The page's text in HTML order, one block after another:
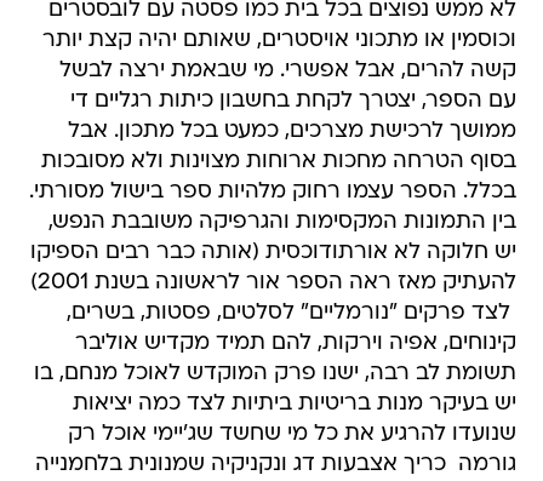
לא ממש נפוצים בכל בית כמו פסטה עם לובסטרים
וכוסמין או מתכוני אויסטרים, שאותם יהיה קצת יותר
קשה להרים, אבל אפשרי. מי שבאמת ירצה לבשל
עם הספר, יצטרך לקחת בחשבון כיתות רגליים די
ממושך לרכישת מצרכים, כמעט בכל מתכון. אבל
בסוף הטרחה מחכות ארוחות מצוינות ולא מסובכות
בכלל. הספר עצמו רחוק מלהיות ספר בישול מסורתי.
בין התמונות המקסימות והגרפיקה משובבת הנפש,
יש חלוקה לא אורתודוכסית (אותה כבר רבים הספיקו
להעתיק מאז ראה הספר אור לראשונה בשנת 2001)
 לצד פרקים "נורמליים" לסלטים, פסטות, בשרים,
קינוחים, אפיה וירקות, להם תמיד מקדיש אוליבר
תשומת לב רבה, ישנו פרק המוקדש לאוכל מנחם, בו
יש בעיקר מנות בריטיות ביתיות לצד כמה יציאות
שנועדו להרגיע את כל מי שחשד שג'יימי אוכל רק
גורמה  כריך אצבעות דג ונקניקיה שמנונית בלחמנייה